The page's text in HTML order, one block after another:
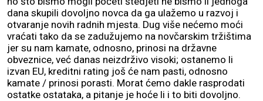
dana skupili dovoljno novca da ga ulažemo u razvoj i
otvaranje novih radnih mjesta. Dug više nećemo moći
vraćati tako da se zadužujemo na novčarskim tržištima
jer su nam kamate, odnosno, prinosi na državne
obveznice, već danas neizdrživo visoki; ostanemo li
izvan EU, kreditni rating još će nam pasti, odnosno
kamate / prinosi porasti. Morat ćemo dakle rasprodati
ostatke ostataka, a pitanje je hoće li i to biti dovoljno.